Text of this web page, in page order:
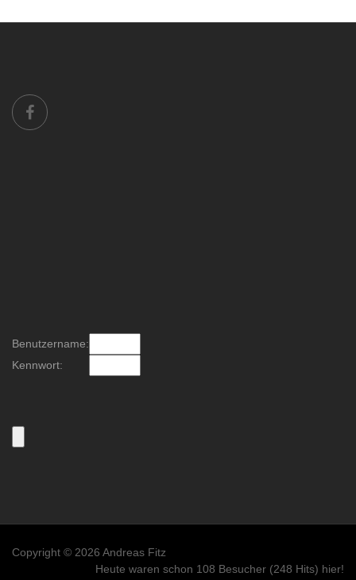
Benutzername:
Kennwort:
Copyright © 2026 Andreas Fitz
Heute waren schon 108 Besucher (248 Hits) hier!